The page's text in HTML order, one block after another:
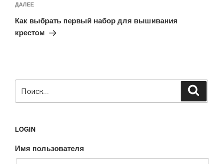
Следующая
запись
ДАЛЕЕ
Как выбрать первый набор для вышивания
крестом
LOGIN
Имя пользователя